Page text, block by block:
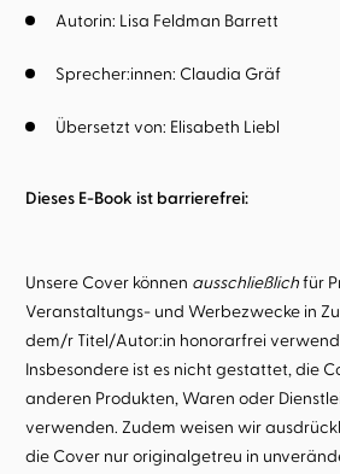
Übersetzt von: Elisabeth Liebl
Autorin: Lisa Feldman Barrett
Sprecher:innen: Claudia Gräf
Dieses E-Book ist barrierefrei:
Unsere Cover können ausschließlichfür
Veranstaltungs- und Werbezwecke in
dem/r Titel/Autor:in honorarfrei
Insbesondere ist es nicht gestattet, die
anderen Produkten, Waren oder
verwenden. Zudem weisen wir
die Cover nur originalgetreu in